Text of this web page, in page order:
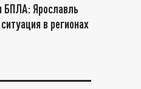
БПЛА: Ярославль
в регионах